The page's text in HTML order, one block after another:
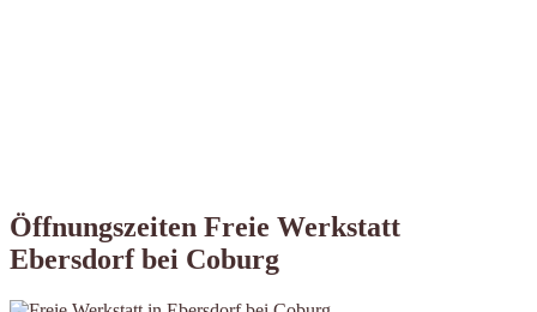
Öffnungszeiten Freie Werkstatt
Ebersdorf bei Coburg